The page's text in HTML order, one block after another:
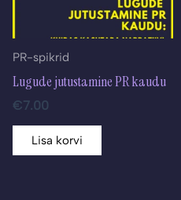
PR-spikrid
Lugude jutustamine PR kaudu
€7.00
Lisa korvi